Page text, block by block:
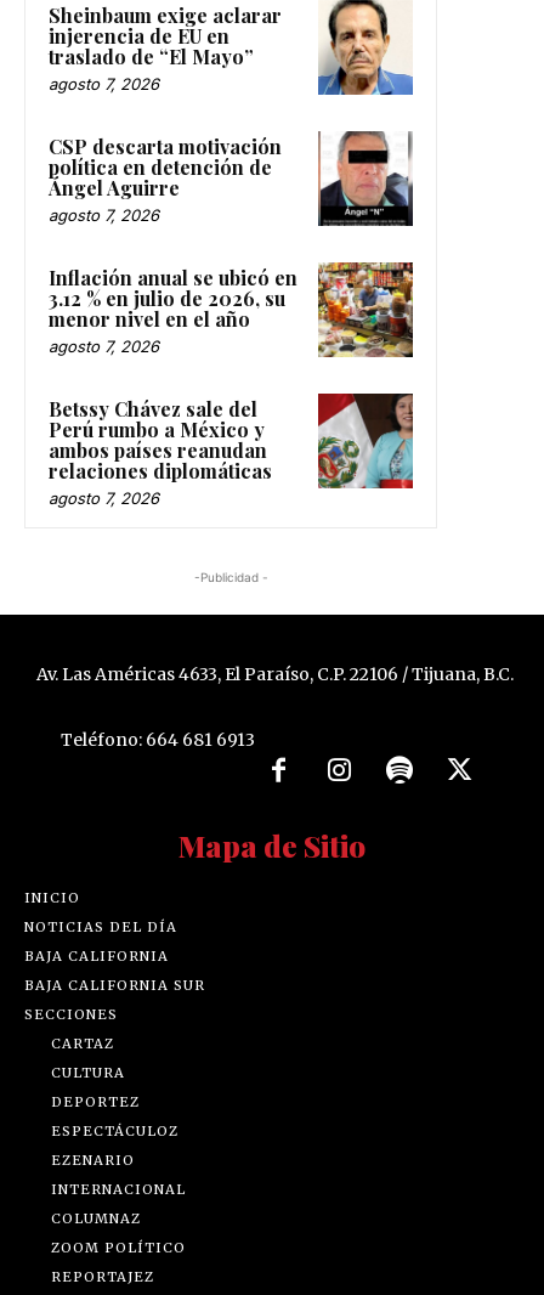
Sheinbaum exige aclarar
injerencia de EU en
traslado de “El Mayo”
agosto 7, 2026
CSP descarta motivación
política en detención de
Ángel Aguirre
agosto 7, 2026
Inflación anual se ubicó en
3.12 % en julio de 2026, su
menor nivel en el año
agosto 7, 2026
Betssy Chávez sale del
Perú rumbo a México y
ambos países reanudan
relaciones diplomáticas
agosto 7, 2026
-Publicidad -
Av. Las Américas 4633, El Paraíso, C.P. 22106 / Tijuana, B.C.
Teléfono: 664 681 6913
Mapa de Sitio
INICIO
NOTICIAS DEL DÍA
BAJA CALIFORNIA
BAJA CALIFORNIA SUR
SECCIONES
CARTAZ
CULTURA
DEPORTEZ
ESPECTÁCULOZ
EZENARIO
INTERNACIONAL
COLUMNAZ
ZOOM POLÍTICO
REPORTAJEZ